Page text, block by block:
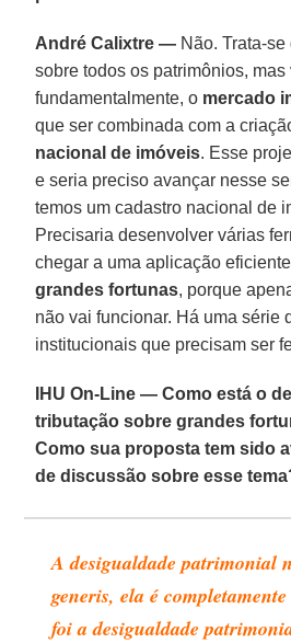
André Calixtre — Não. Trata-
sobre todos os patrimônios, mas
fundamentalmente, o mercado
que ser combinada com a
nacional de imóveis. Esse
e seria preciso avançar nesse
temos um cadastro nacional de
Precisaria desenvolver várias
chegar a uma aplicação
grandes fortunas, porque
não vai funcionar. Há uma série
institucionais que precisam ser
IHU On-Line — Como está o
tributação sobre grandes
Como sua proposta tem sido
de discussão sobre esse
A desigualdade patrimonial
generis, ela é
foi a desigualdade